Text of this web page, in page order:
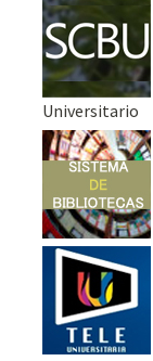
Universitario